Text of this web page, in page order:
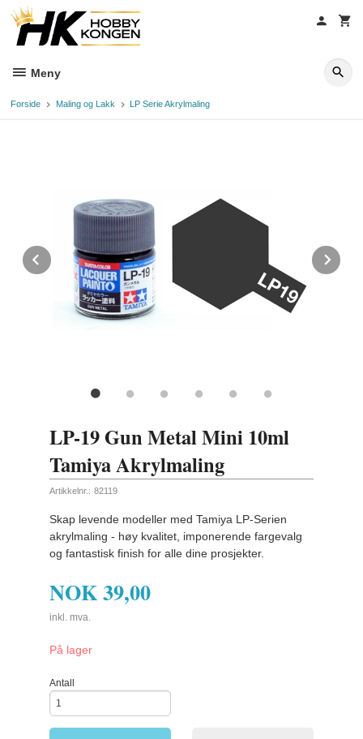
innholdet
Meny
Forside Maling og Lakk LP Serie Akrylmaling
Prev
LP-19 Gun Metal Mini 10ml
Tamiya Akrylmaling
Artikkelnr.: 82119
Skap levende modeller med Tamiya LP-Serien
akrylmaling - høy kvalitet, imponerende fargevalg
og fantastisk finish for alle dine prosjekter.
NOK39,00
inkl. mva.
På lager
Antall